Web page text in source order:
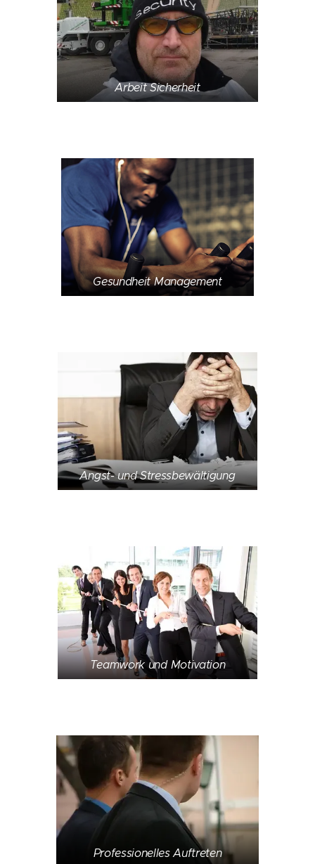
Arbeit Sicherheit
Gesundheit Management
Angst- und Stressbewältigung
Teamwork und Motivation
Professionelles Auftreten